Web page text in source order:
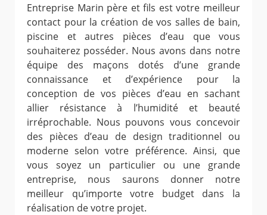
Entreprise Marin père et fils est votre meilleur
contact pour la création de vos salles de bain,
piscine et autres pièces d’eau que vous
souhaiterez posséder. Nous avons dans notre
équipe des maçons dotés d’une grande
connaissance et d’expérience pour la
conception de vos pièces d’eau en sachant
allier résistance à l’humidité et beauté
irréprochable. Nous pouvons vous concevoir
des pièces d’eau de design traditionnel ou
moderne selon votre préférence. Ainsi, que
vous soyez un particulier ou une grande
entreprise, nous saurons donner notre
meilleur qu’importe votre budget dans la
réalisation de votre projet.